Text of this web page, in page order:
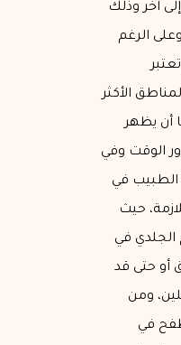
آخر وذلك
الرغم
الأكثر
أن يظهر
الوقت وفي
الطبيب في
حيث
في
أو حتى قد
ومن
في